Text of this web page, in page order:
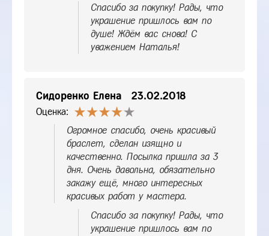
Спасибо за покупку! Рады, что
украшение пришлось вам по
душе! Ждём вас снова! С
уважением Наталья!
Сидоренко Елена 23.02.2018
Оценка:
Огромное спасибо, очень красивый
браслет, сделан изящно и
качественно. Посылка пришла за 3
дня. Очень давольна, обязательно
закажу ещё, много интересных
красивых работ у мастера.
Спасибо за покупку! Рады, что
украшение пришлось вам по